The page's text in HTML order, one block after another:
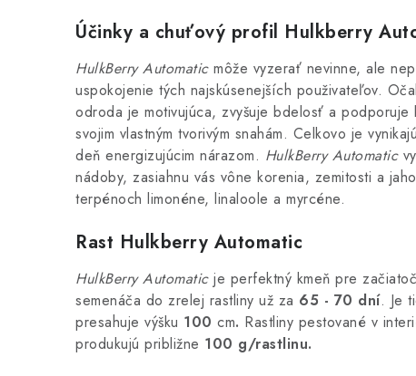
Účinky a chuťový profil Hulkberry
HulkBerry Automaticmôže vyzerať nevinne, ale
uspokojenie tých najskúsenejších použivateľov.
odroda je motivujúca, zvyšuje bdelosť a
svojim vlastným tvorivým snahám. Celkovo je
deň energizujúcim nárazom. HulkBerry Automatic
nádoby, zasiahnu vás vône korenia, zemitosti a
terpénoch limonéne, linaloole a myrcéne.
Rast Hulkberry Automatic
HulkBerry Automaticje perfektný kmeň pre
semenáča do zrelej rastliny už za 65 - 70 dní. Je
presahuje výšku 100 cm. Rastliny pestované v
produkujú približne 100 g/rastlinu.